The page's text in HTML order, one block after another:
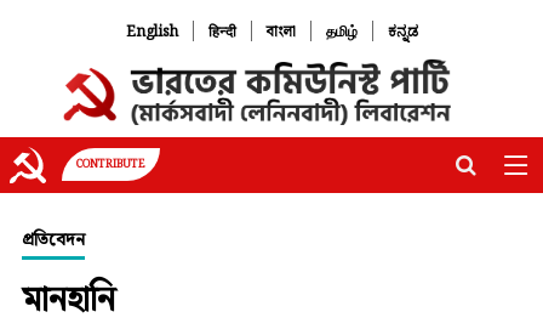
English | हिन्दी | বাংলা | தமிழ் | ಕನ್ನಡ
CONTRIBUTE
প্রতিবেদন
মানহানি